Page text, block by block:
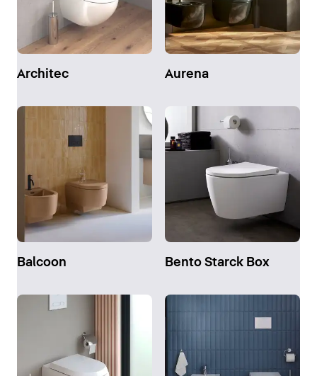
Architec Aurena
Balcoon Bento Starck Box